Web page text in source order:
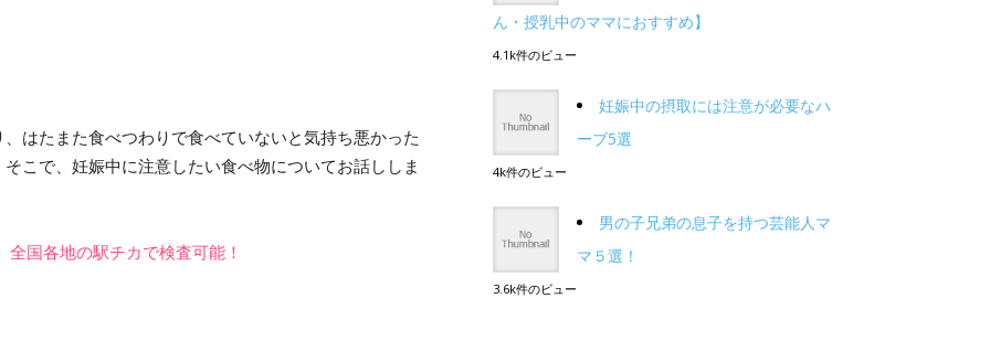
はたまた食べつわりで食べていないと気持ち悪かった
こで、妊娠中に注意したい食べ物についてお話ししま
国各地の駅チカで検査可能！
ん・授乳中のママにおすすめ】
4.1k件のビュー
妊娠中の摂取には注意が必要なハ
ーブ5選
4k件のビュー
男の子兄弟の息子を持つ芸能人マ
マ５選！
3.6k件のビュー